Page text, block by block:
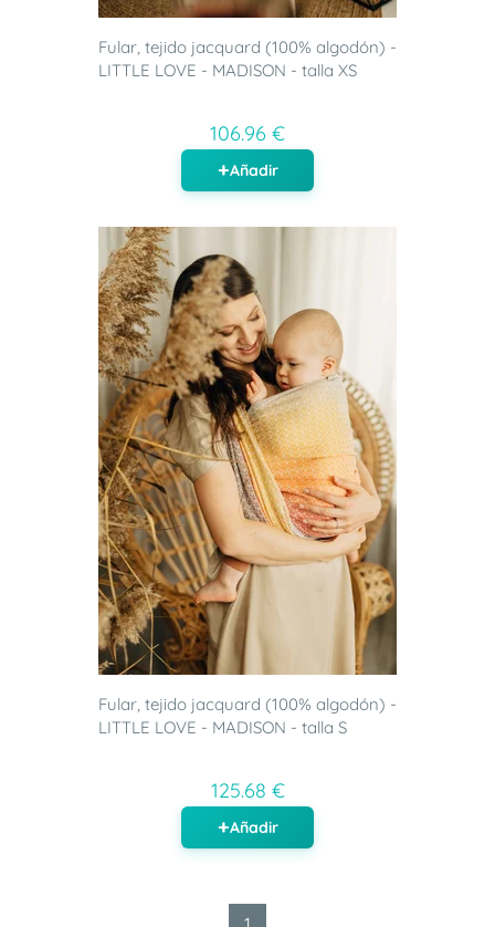
Fular, tejido jacquard (100% algodón) -
LITTLE LOVE - MADISON - talla XS
106.96 €
Añadir
Fular, tejido jacquard (100% algodón) -
LITTLE LOVE - MADISON - talla S
125.68 €
Añadir